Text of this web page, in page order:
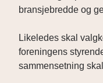
bransjebredde og
Likeledes skal
foreningens
sammensetning